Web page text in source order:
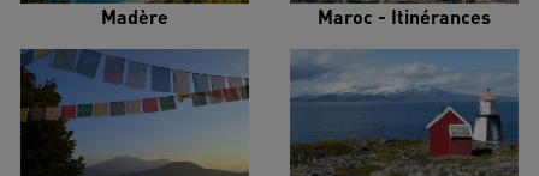
Madère Maroc - Itinérances